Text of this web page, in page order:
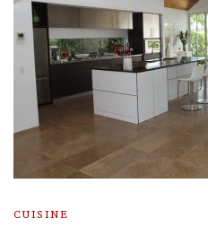
CUISINE